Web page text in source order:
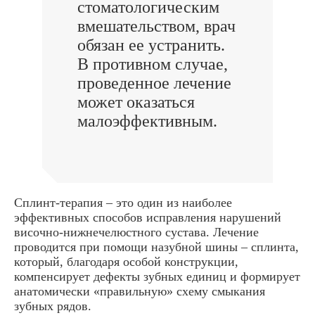
стоматологическим
вмешательством, врач
обязан ее устранить.
В противном случае,
проведенное лечение
может оказаться
малоэффективным.
Сплинт-терапия – это один из наиболее
эффективных способов исправления нарушений
височно-нижнечелюстного сустава. Лечение
проводится при помощи назубной шины – сплинта,
который, благодаря особой конструкции,
компенсирует дефекты зубных единиц и формирует
анатомически «правильную» схему смыкания
зубных рядов.